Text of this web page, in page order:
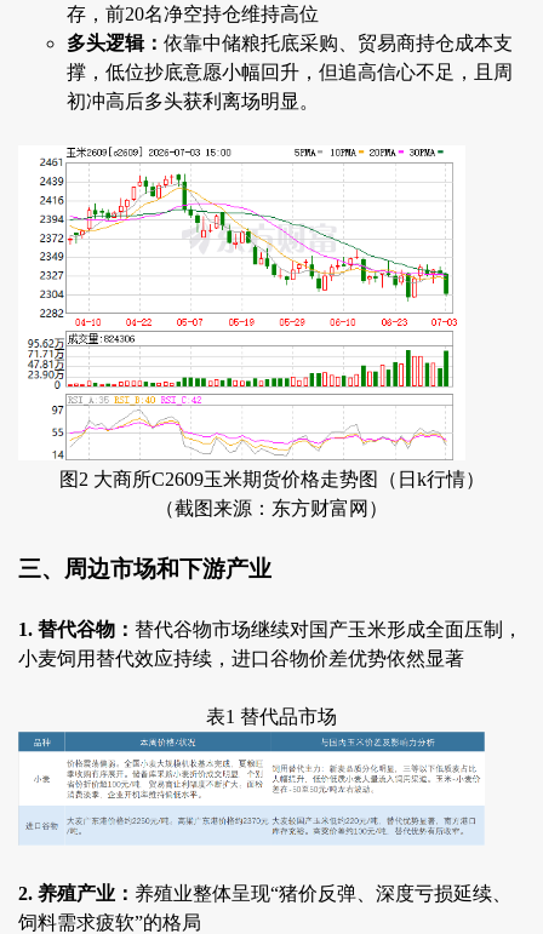
存，前20名净空持仓维持高位
多头逻辑： 依靠中储粮托底采购、贸易商持仓成本支
撑，低位抄底意愿小幅回升，但追高信心不足，且周
初冲高后多头获利离场明显。
图2 大商所C2609玉米期货价格走势图（日k行情）
（截图来源：东方财富网）
三、周边市场和下游产业
1. 替代谷物： 替代谷物市场继续对国产玉米形成全面压制，
小麦饲用替代效应持续，进口谷物价差优势依然显著
表1 替代品市场
2. 养殖产业： 养殖业整体呈现“猪价反弹、深度亏损延续、
饲料需求疲软”的格局